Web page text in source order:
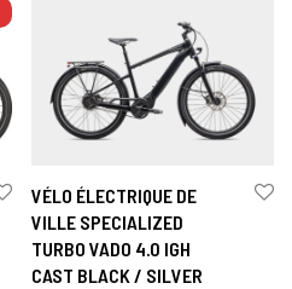
VÉLO ÉLECTRIQUE DE
VILLE SPECIALIZED
TURBO VADO 4.0 IGH
CAST BLACK / SILVER